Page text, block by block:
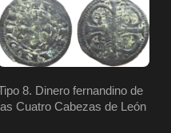
8. Dinero fernandino de
Cuatro Cabezas de León